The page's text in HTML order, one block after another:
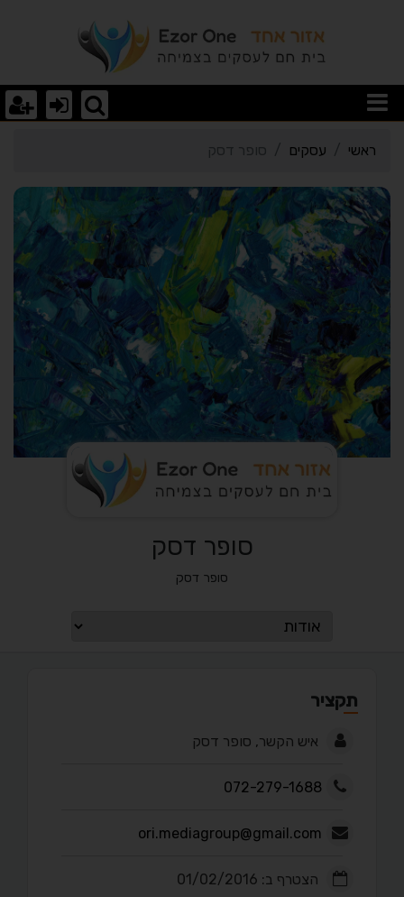
פרטי כרטיס העסק סופר
ראשי עסקים סופר דסק
סופר דסק
סופר דסק
תקציר
איש הקשר, סופר דסק
072-279-1688
ori.mediagroup@gmail.com
הצטרף ב: 01/02/2016